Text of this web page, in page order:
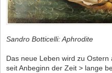
Sandro Botticelli: Aphrodite
Das neue Leben wird zu
seit Anbeginn der Zeit > lange